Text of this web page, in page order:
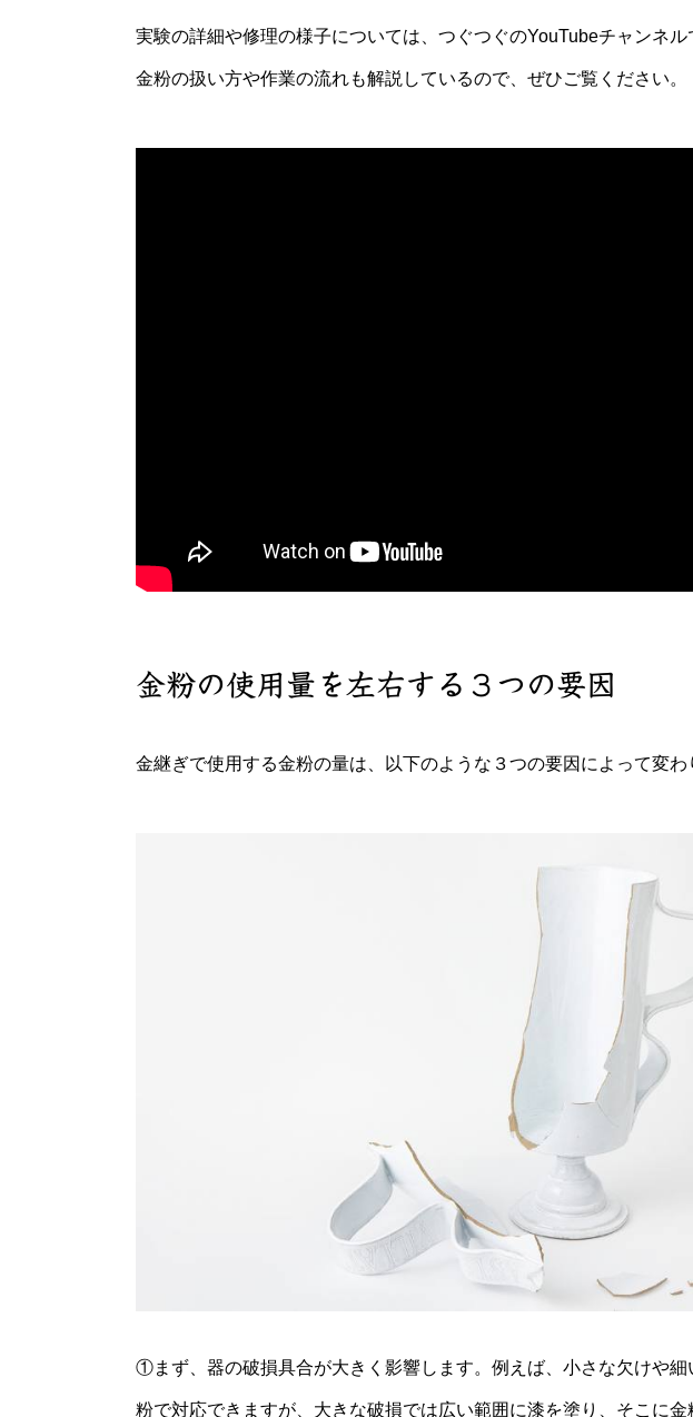
実験の詳細や修理の様子については、つぐつぐのYouTubeチャンネ
金粉の扱い方や作業の流れも解説しているので、ぜひご覧ください。
金粉の使用量を左右する３つの要因
金継ぎで使用する金粉の量は、以下のような３つの要因によって変わ
①まず、器の破損具合が大きく影響します。例えば、小さな欠けや細
粉で対応できますが、大きな破損では広い範囲に漆を塗り、そこに